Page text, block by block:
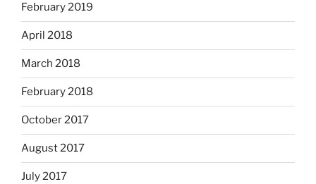
February 2019
April 2018
March 2018
February 2018
October 2017
August 2017
July 2017